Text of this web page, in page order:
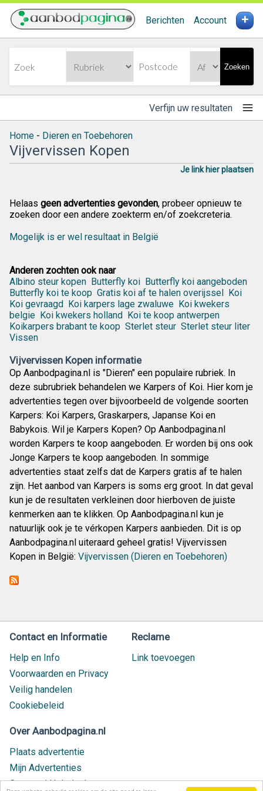
Berichten Account +
Zoeken
Verfijn uw resultaten
Home - Dieren en Toebehoren
Vijvervissen Kopen
Je link hier plaatsen
Helaas geen advertenties gevonden, probeer opnieuw te
zoeken door een andere zoekterm en/of zoekcreteria.
Mogelijk is er wel resultaat in België
Anderen zochten ook naar
Albino steur kopen Butterfly koi Butterfly koi aangeboden
Butterfly koi te koop Gratis koi af te halen overijssel Koi
Koi gevraagd Koi karpers lage zwaluwe Koi kwekers
belgie Koi kwekers holland Koi te koop antwerpen
Koikarpers brabant te koop Sterlet steur Sterlet steur liter
Vissen
Vijvervissen Kopen informatie
Op Aanbodpagina.nl is "Dieren" een populaire rubriek. In
deze subrubriek behandelen we Karpers of Koi. Hier kom je
advertenties tegen over bijvoorbeeld de volgende soorten
Karpers: Koi Karpers, Graskarpers, Japanse Koi en
Babykois. Wil je Karpers Kopen? Op Aanbodpagina.nl
worden Karpers te koop aangeboden. Er worden bij ons ook
Jonge Karpers te koop aangeboden. In sommige
advertenties staat zelfs dat de Karpers gratis af te halen
zijn. Het aanbod van Karpers is soms erg groot. In dat geval
kun je de resultaten verkleinen door hierboven de juiste
kenmerken aan te klikken. Op Aanbodpagina.nl kun je
natuurlijk ook je te vérkopen Karpers aanbieden. Dit is op
Aanbodpagina.nl uiteraard geheel gratis! Vijvervissen
Kopen in België: Vijvervissen (Dieren en Toebehoren)
Contact en Informatie
Help en Info
Voorwaarden en Privacy
Veilig handelen
Cookiebeleid
Reclame
Link toevoegen
Over Aanbodpagina.nl
Plaats advertentie
Mijn Advertenties
Contact / Helpdesk